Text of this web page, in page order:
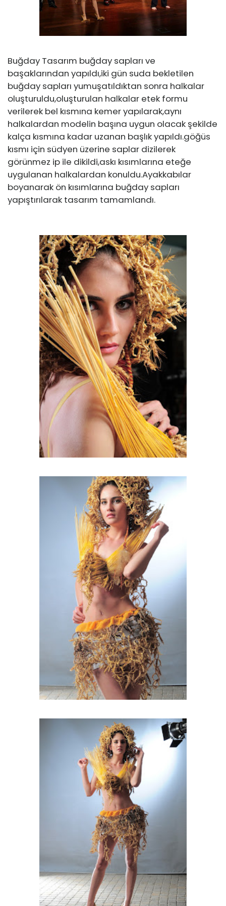
Buğday Tasarım buğday sapları ve
başaklarından yapıldı,iki gün suda bekletilen
buğday sapları yumuşatıldıktan sonra halkalar
oluşturuldu,oluşturulan halkalar etek formu
verilerek bel kısmına kemer yapılarak,aynı
halkalardan modelin başına uygun olacak şekilde
kalça kısmına kadar uzanan başlık yapıldı.göğüs
kısmı için südyen üzerine saplar dizilerek
görünmez ip ile dikildi,askı kısımlarına eteğe
uygulanan halkalardan konuldu.Ayakkabılar
boyanarak ön kısımlarına buğday sapları
yapıştırılarak tasarım tamamlandı.